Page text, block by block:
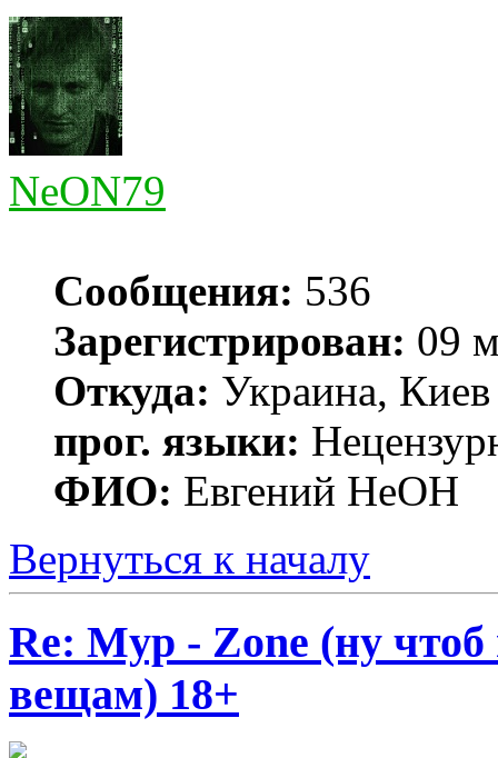
NeON79
Сообщения: 536
Зарегистрирован: 09
Откуда: Украина, Киев
прог. языки:
ФИО: Евгений НеОН
Вернуться к началу
Re: Myp - Zone (ну
вещам) 18+